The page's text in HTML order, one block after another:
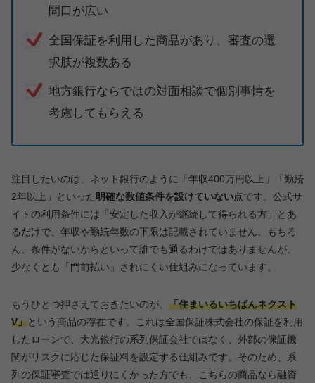
間口が広い
全国保証を利用した商品があり、審査の選
択肢が複数ある
地方銀行ならではの対面相談で個別事情を
考慮してもらえる
注目したいのは、ネット銀行のように「年収400万円以上」「勤続
2年以上」といった明確な数値条件を設けていない点です。公式サ
イトの利用条件には「安定した収入が継続して得られる方」とあ
るだけで、年収や勤続年数の下限は記載されていません。もちろ
ん、条件がないからといって誰でも通るわけではありませんが、
少なくとも「門前払い」されにくい仕組みになっています。
もうひとつ押さえておきたいのが、 「住まいるいちばんネクスト
V」という商品の存在です。これは全国保証株式会社の保証を利用
したローンで、大光銀行の系列保証会社ではなく、外部の保証機
関がリスクに応じた保証料を設定する仕組みです。そのため、系
列の保証審査では通りにくかった方でも、こちらの商品なら融資